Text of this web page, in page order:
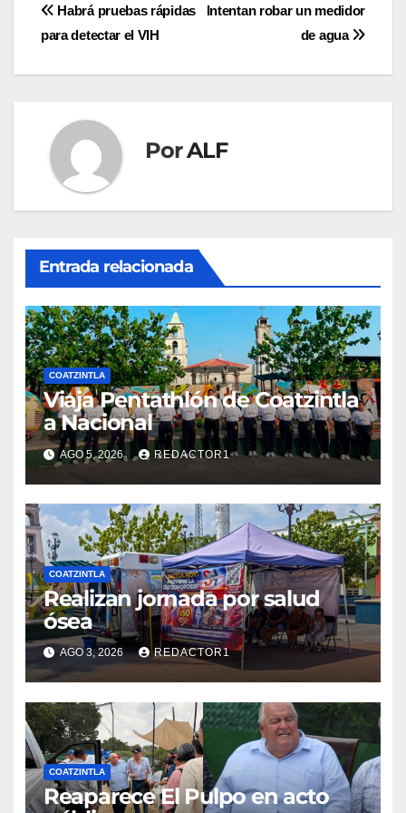
Navegación
de
Intentan robar un medidor
de agua
Habrá pruebas rápidas
para detectar el VIH
PorALF
Entrada relacionada
COATZINTLA
Viaja Pentathlón de Coatzintla
a Nacional
AGO 5, 2026 REDACTOR1
COATZINTLA
Realizan jornada por salud
ósea
AGO 3, 2026 REDACTOR1
COATZINTLA
Reaparece El Pulpo en acto